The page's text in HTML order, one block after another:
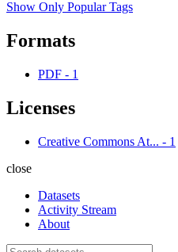
Show Only Popular Tags
Formats
PDF - 1
Licenses
Creative Commons At... - 1
close
Datasets
Activity Stream
About